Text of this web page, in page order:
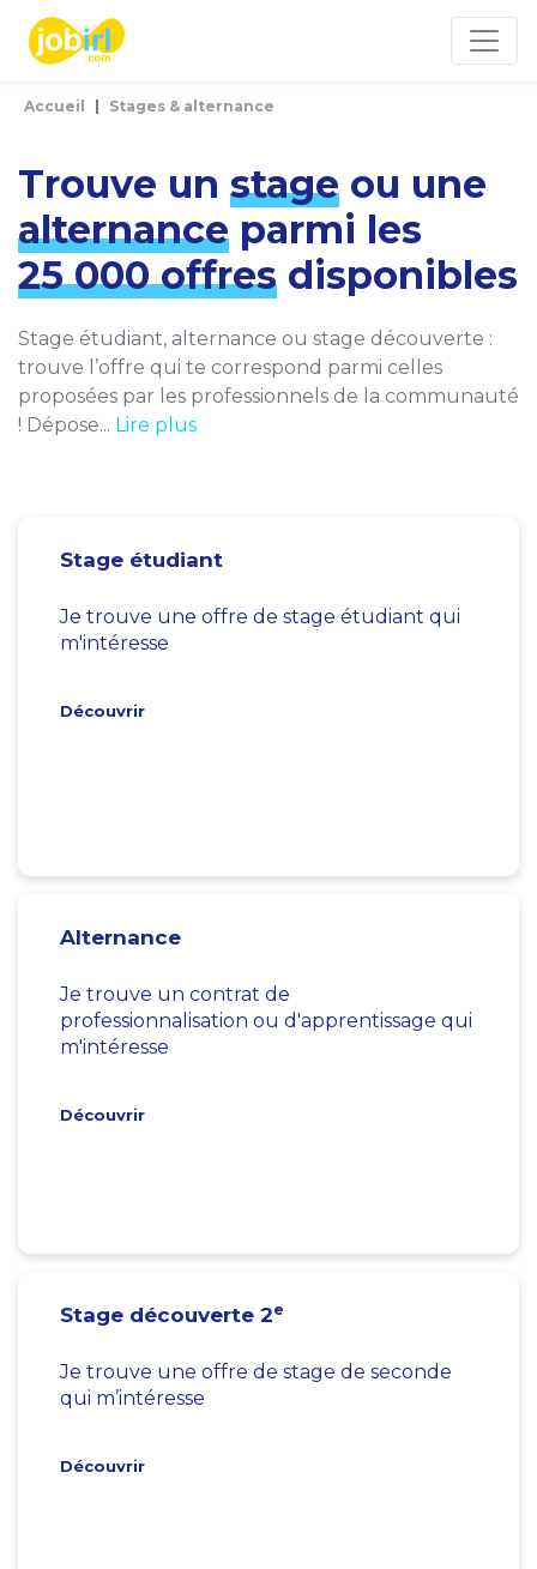
Accueil Stages & alternance
Trouve un stage ou une
alternance parmi les
25 000 offres disponibles
Stage étudiant, alternance ou stage découverte :
trouve l’offre qui te correspond parmi celles
proposées par les professionnels de la communauté
! Dépose... Lire plus
Stage étudiant
Je trouve une offre de stage étudiant qui
m'intéresse
Découvrir
Alternance
Je trouve un contrat de
professionnalisation ou d'apprentissage qui
m'intéresse
Découvrir
Stage découverte 2e
Je trouve une offre de stage de seconde
qui m’intéresse
Découvrir
Panneau de gestion des cookies